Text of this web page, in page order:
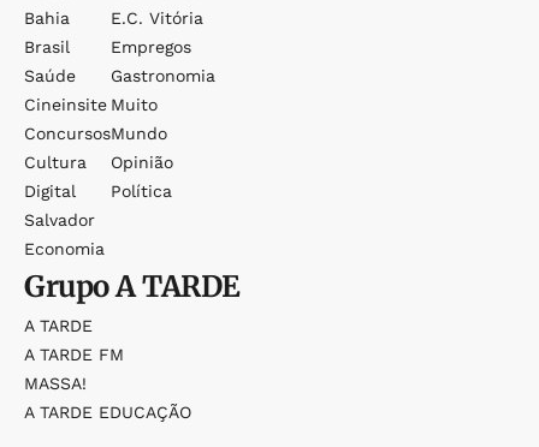
Bahia
Brasil
Saúde
Cineinsite
Concursos
Cultura
Digital
Salvador
Economia
E.c. Vitória
Empregos
Gastronomia
Muito
Mundo
Opinião
Política
GrupoA TARDE
A TARDE
A TARDE FM
MASSA!
A TARDE EDUCAÇÃO